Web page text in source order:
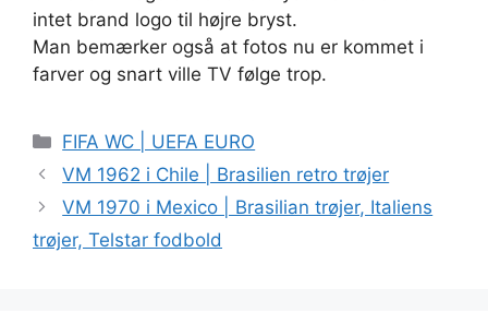
intet brand logo til højre bryst.
Man bemærker også at fotos nu er kommet i
farver og snart ville TV følge trop.
Kategorier
FIFA WC | UEFA EURO
VM 1962 i Chile | Brasilien retro trøjer
VM 1970 i Mexico | Brasilian trøjer, Italiens
trøjer, Telstar fodbold